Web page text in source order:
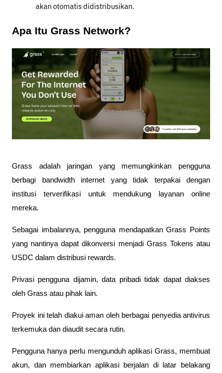
akan otomatis didistribusikan.
Apa Itu Grass Network?
Grass adalah jaringan yang memungkinkan pengguna
berbagi bandwidth internet yang tidak terpakai dengan
institusi terverifikasi untuk mendukung layanan online
mereka.
Sebagai imbalannya, pengguna mendapatkan Grass Points
yang nantinya dapat dikonversi menjadi Grass Tokens atau
USDC dalam distribusi rewards.
Privasi pengguna dijamin, data pribadi tidak dapat diakses
oleh Grass atau pihak lain.
Proyek ini telah diakui aman oleh berbagai penyedia antivirus
terkemuka dan diaudit secara rutin.
Pengguna hanya perlu mengunduh aplikasi Grass, membuat
akun, dan membiarkan aplikasi berjalan di latar belakang